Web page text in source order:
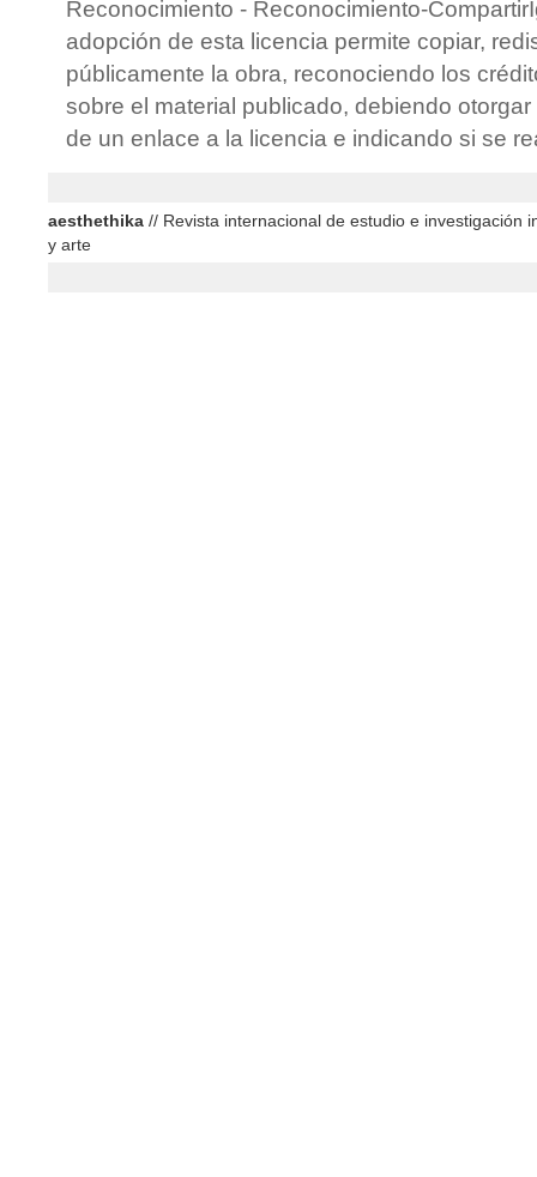
Reconocimiento - Reconocimiento-
adopción de esta licencia permite copiar,
públicamente la obra, reconociendo los
sobre el material publicado, debiendo
de un enlace a la licencia e indicando si se
aesthethika // Revista internacional de estudio e investigación
y arte